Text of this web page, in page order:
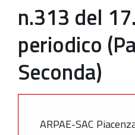
n.313 del
periodico
Seconda)
ARPAE-SAC